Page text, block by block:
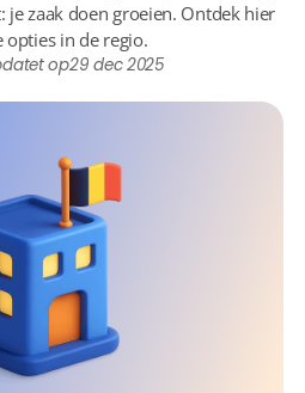
zaak doen groeien. Ontdek hier
opties in de regio.
op29 dec 2025